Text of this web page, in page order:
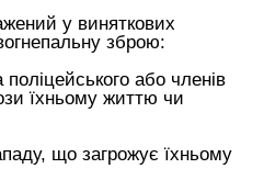
у виняткових
зброю:
або членів
їхньому життю чи
що загрожує їхньому